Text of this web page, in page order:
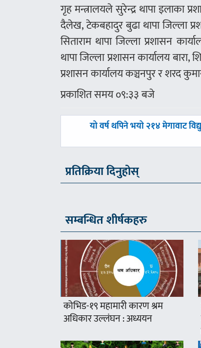
गृह मन्त्रालयले सुरेन्द्र थापा इलाका
दैलेख, टेकबहादुर बुढा थापा जिल्ला
सिताराम थापा जिल्ला प्रशासन
थापा जिल्ला प्रशासन कार्यालय
प्रशासन कार्यालय कञ्चनपुर र शरद
प्रकाशित समय ०९:३३ बजे
पछिल्लाे
यो वर्ष थपिने भयो २१४ मेगावाट
प्रतिक्रिया दिनुहोस्
सम्बन्धित शीर्षकहरु
कोभिड-१९ महामारी कारण श्रम
अधिकार उल्लंघन : अध्ययन